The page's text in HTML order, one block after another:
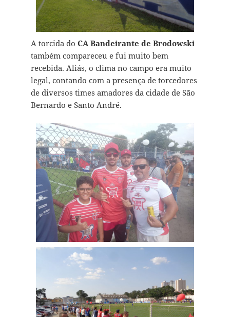
A torcida do CA Bandeirante de Brodowski
também compareceu e fui muito bem
recebida. Aliás, o clima no campo era muito
legal, contando com a presença de torcedores
de diversos times amadores da cidade de São
Bernardo e Santo André.